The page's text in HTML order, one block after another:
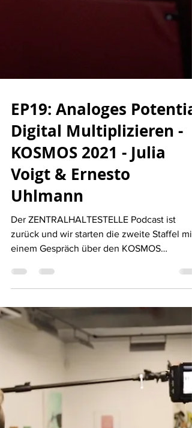
EP19: Analoges Potential
Digital Multiplizieren -
KOSMOS 2021 - Julia
Voigt & Ernesto
Uhlmann
Der ZENTRALHALTESTELLE Podcast ist
zurück und wir starten die zweite Staffel mit
einem Gespräch über den KOSMOS